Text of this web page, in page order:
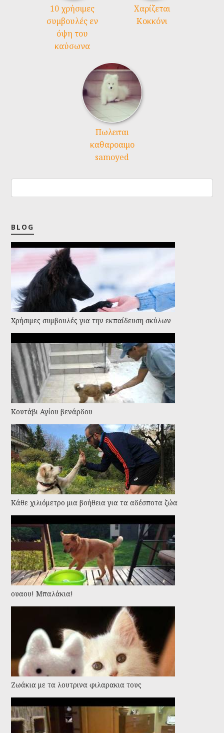
10 χρήσιμες
συμβουλές εν
όψη του
καύσωνα
Χαρίζεται
Κοκκόνι
Πωλειται
καθαροαιμο
samoyed
BLOG
Χρήσιμες συμβουλές για την εκπαίδευση σκύλων
Κουτάβι Αγίου βενάρδου
Kάθε χιλιόμετρο μια βοήθεια για τα αδέσποτα ζώα
ουαου! Μπαλάκια!
Ζωάκια με τα λουτρινα φιλαρακια τους